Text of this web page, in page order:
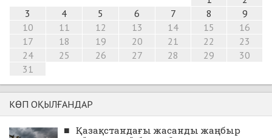
3
4 5 6 7 8
9
10
11 12 13 14 15
16
17
18 19 20 21 22
23
24
25 26 27 28 29
30
31
КӨП ОҚЫЛҒАНДАР
■ Қазақстандағы жасанды жаңбыр